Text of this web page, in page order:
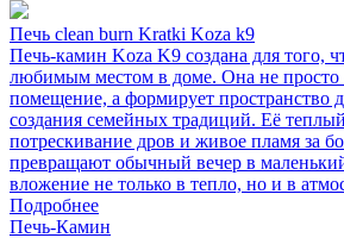
Печь clean burn Kratki Koza k9
Печь-камин Koza K9 создана для того,
любимым местом в доме. Она не просто
помещение, а формирует пространство
создания семейных традиций. Её
потрескивание дров и живое пламя за
превращают обычный вечер в
вложение не только в тепло, но и в
Подробнее
Печь-Камин